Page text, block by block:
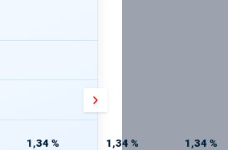
1,34 % 1,34 % 1,34 %